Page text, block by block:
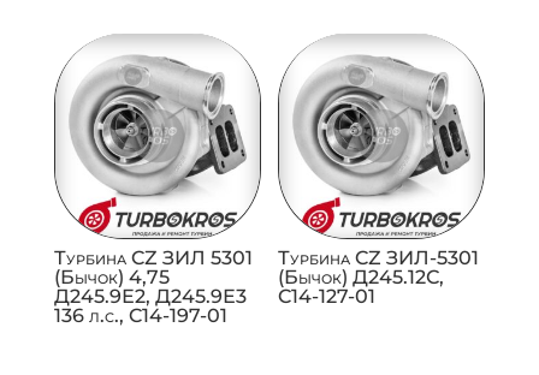
Турбина CZ ЗИЛ 5301
(Бычок) 4,75
Д245.9Е2, Д245.9Е3
136 л.с., C14-197-01
Турбина CZ ЗИЛ-5301
(Бычок) Д245.12С,
C14-127-01